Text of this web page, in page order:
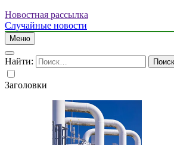
Новостная рассылка
Случайные новости
Меню
Найти:
Заголовки